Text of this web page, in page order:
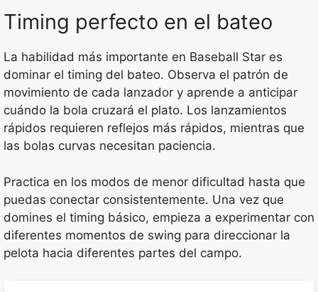
Timing perfecto en el bateo
La habilidad más importante en Baseball Star es
dominar el timing del bateo. Observa el patrón de
movimiento de cada lanzador y aprende a anticipar
cuándo la bola cruzará el plato. Los lanzamientos
rápidos requieren reflejos más rápidos, mientras que
las bolas curvas necesitan paciencia.
Practica en los modos de menor dificultad hasta que
puedas conectar consistentemente. Una vez que
domines el timing básico, empieza a experimentar con
diferentes momentos de swing para direccionar la
pelota hacia diferentes partes del campo.